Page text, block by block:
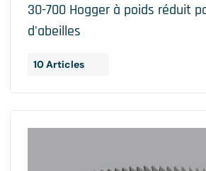
30-700 Hogger à poids réduit
d'abeilles
10 Articles